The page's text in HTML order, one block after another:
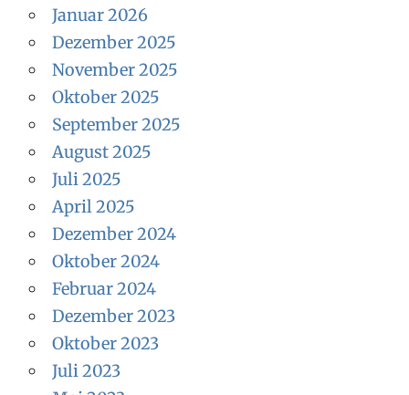
:
Januar 2026
Dezember 2025
November 2025
Oktober 2025
September 2025
August 2025
Juli 2025
April 2025
Dezember 2024
Oktober 2024
Februar 2024
Dezember 2023
Oktober 2023
Juli 2023